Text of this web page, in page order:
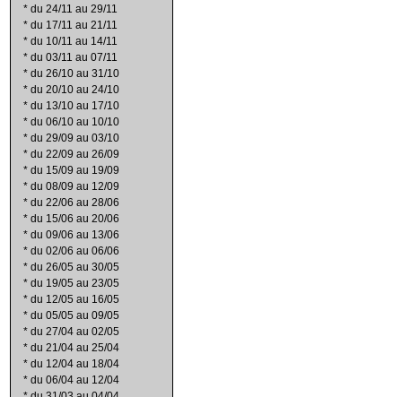
* du 24/11 au 29/11
* du 17/11 au 21/11
* du 10/11 au 14/11
* du 03/11 au 07/11
* du 26/10 au 31/10
* du 20/10 au 24/10
* du 13/10 au 17/10
* du 06/10 au 10/10
* du 29/09 au 03/10
* du 22/09 au 26/09
* du 15/09 au 19/09
* du 08/09 au 12/09
* du 22/06 au 28/06
* du 15/06 au 20/06
* du 09/06 au 13/06
* du 02/06 au 06/06
* du 26/05 au 30/05
* du 19/05 au 23/05
* du 12/05 au 16/05
* du 05/05 au 09/05
* du 27/04 au 02/05
* du 21/04 au 25/04
* du 12/04 au 18/04
* du 06/04 au 12/04